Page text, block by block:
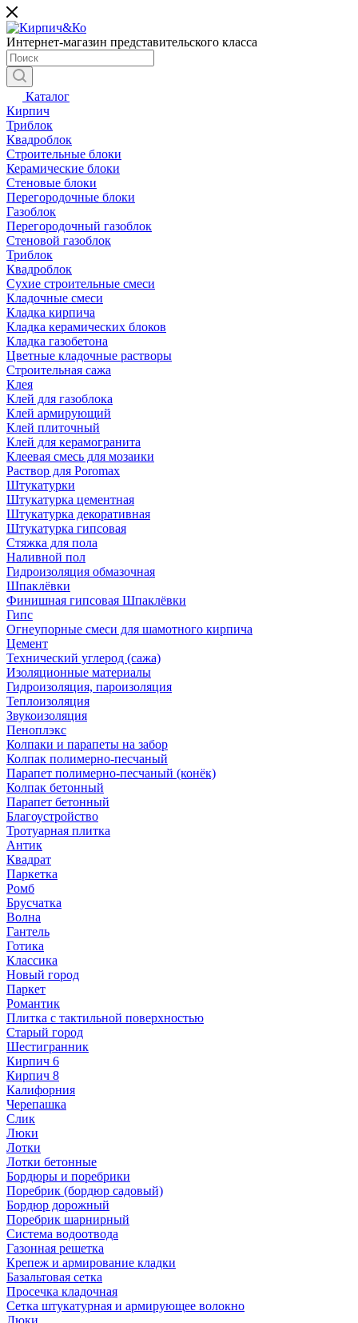
Интернет-магазин представительского класса
Каталог
Кирпич
Триблок
Квадроблок
Строительные блоки
Керамические блоки
Стеновые блоки
Перегородочные блоки
Газоблок
Перегородочный газоблок
Стеновой газоблок
Триблок
Квадроблок
Сухие строительные смеси
Кладочные смеси
Кладка кирпича
Кладка керамических блоков
Кладка газобетона
Цветные кладочные растворы
Строительная сажа
Клея
Клей для газоблока
Клей армирующий
Клей плиточный
Клей для керамогранита
Клеевая смесь для мозаики
Раствор для Poromax
Штукатурки
Штукатурка цементная
Штукатурка декоративная
Штукатурка гипсовая
Стяжка для пола
Наливной пол
Гидроизоляция обмазочная
Шпаклёвки
Финишная гипсовая Шпаклёвки
Гипс
Огнеупорные смеси для шамотного кирпича
Цемент
Технический углерод (сажа)
Изоляционные материалы
Гидроизоляция, пароизоляция
Теплоизоляция
Звукоизоляция
Пеноплэкс
Колпаки и парапеты на забор
Колпак полимерно-песчаный
Парапет полимерно-песчаный (конёк)
Колпак бетонный
Парапет бетонный
Благоустройство
Тротуарная плитка
Антик
Квадрат
Паркетка
Ромб
Брусчатка
Волна
Гантель
Готика
Классика
Новый город
Паркет
Романтик
Плитка с тактильной поверхностью
Старый город
Шестигранник
Кирпич 6
Кирпич 8
Калифорния
Черепашка
Слик
Люки
Лотки
Лотки бетонные
Бордюры и поребрики
Поребрик (бордюр садовый)
Бордюр дорожный
Поребрик шарнирный
Система водоотвода
Газонная решетка
Крепеж и армирование кладки
Базальтовая сетка
Просечка кладочная
Сетка штукатурная и армирующее волокно
Люки